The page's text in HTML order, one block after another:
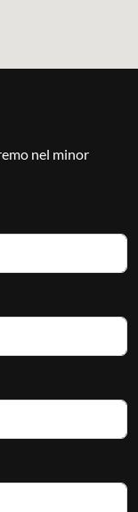
nel minor